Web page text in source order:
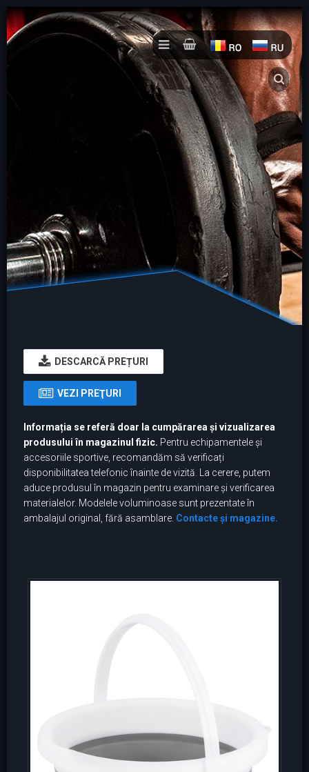
DESCARCĂ PREȚURI
VEZI PREŢURI
Informația se referă doar la cumpărarea și vizualizarea
produsului în magazinul fizic. Pentru echipamentele și
accesoriile sportive, recomandăm să verificați
disponibilitatea telefonic înainte de vizită. La cerere, putem
aduce produsul în magazin pentru examinare și verificarea
materialelor. Modelele voluminoase sunt prezentate în
ambalajul original, fără asamblare. Contacte și magazine.